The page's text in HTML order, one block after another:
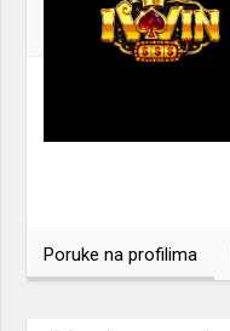
Poruke na profilima